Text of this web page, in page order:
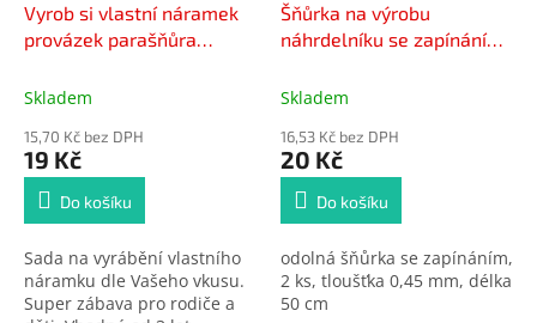
Vyrob si vlastní náramek
provázek parašňůra
sáčku - 11 POSLEDNÍ KUSY
Skladem
15,70 Kč bez DPH
19 Kč
Do košíku
Sada na vyrábění vlastního
náramku dle Vašeho vkusu.
Super zábava pro rodiče a
Šňůrka na výrobu
náhrdelníku se zapínáním
Skladem
16,53 Kč bez DPH
20 Kč
Do košíku
odolná šňůrka se zapínáním,
2 ks, tloušťka 0,45 mm, délka
50 cm